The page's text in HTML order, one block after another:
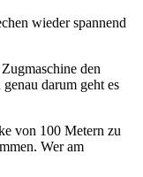
wieder spannend
den
darum geht es
von 100 Metern zu
Wer am